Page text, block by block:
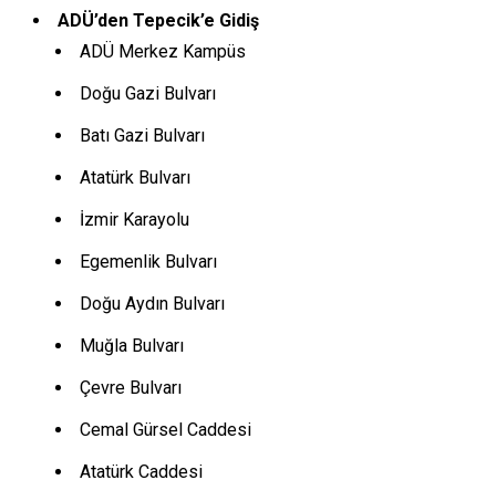
ADÜ’den Tepecik’e Gidiş
ADÜ Merkez Kampüs
Doğu Gazi Bulvarı
Batı Gazi Bulvarı
Atatürk Bulvarı
İzmir Karayolu
Egemenlik Bulvarı
Doğu Aydın Bulvarı
Muğla Bulvarı
Çevre Bulvarı
Cemal Gürsel Caddesi
Atatürk Caddesi